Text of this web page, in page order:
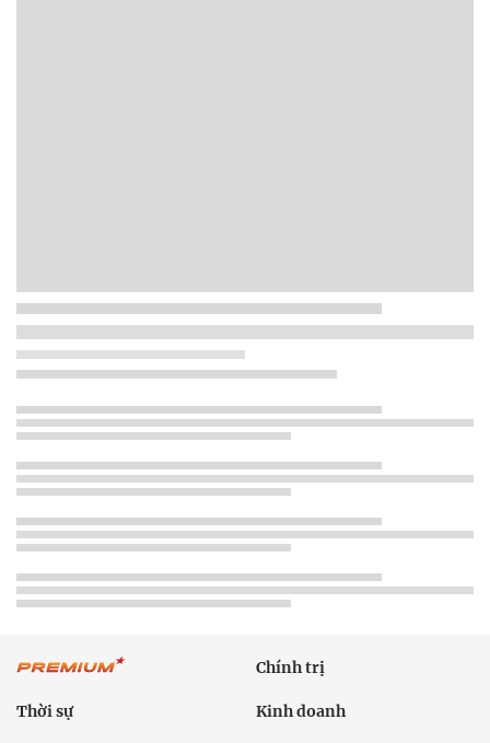
Chính trị
Thời sự Kinh doanh